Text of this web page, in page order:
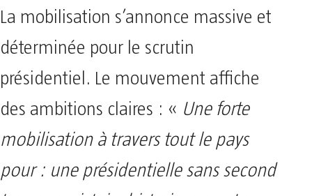
La mobilisation s’annonce massive et
déterminée pour le scrutin
présidentiel. Le mouvement affiche
des ambitions claires : « Une forte
mobilisation à travers tout le pays
pour : une présidentielle sans second